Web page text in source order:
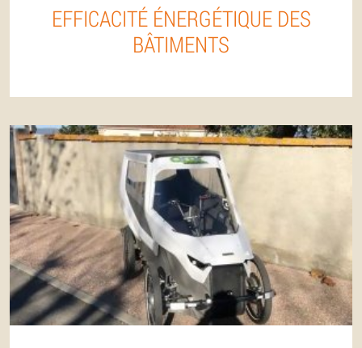
EFFICACITÉ ÉNERGÉTIQUE DES
BÂTIMENTS